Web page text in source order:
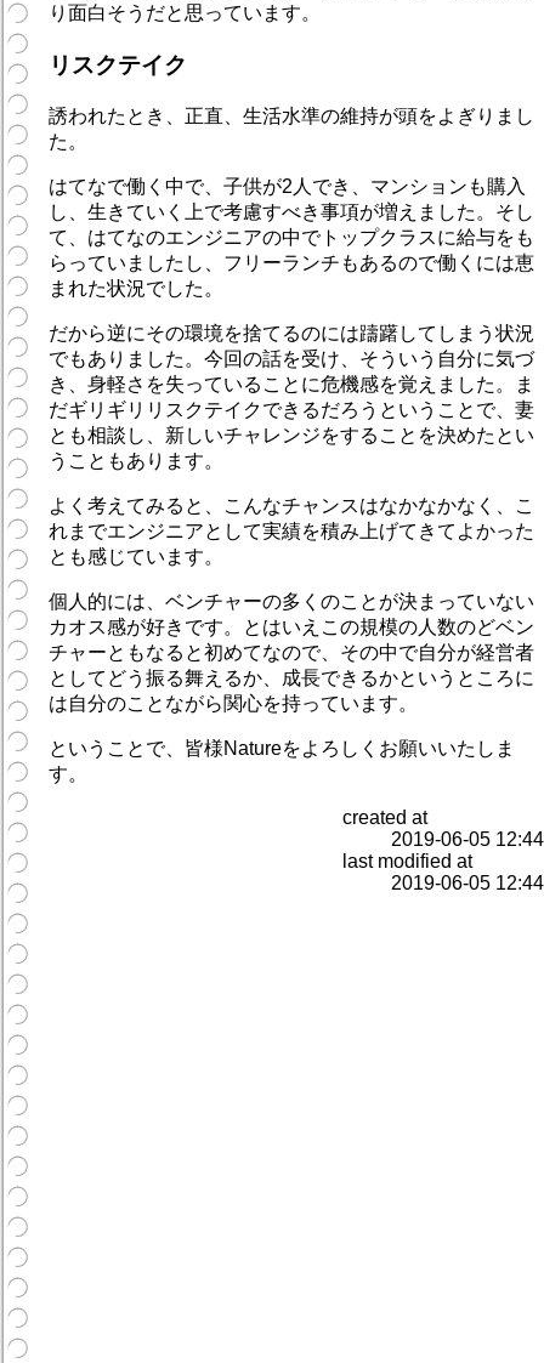
り面白そうだと思っています。
リスクテイク
誘われたとき、正直、生活水準の維持が頭をよぎりまし
た。
はてなで働く中で、子供が2人でき、マンションも購入
し、生きていく上で考慮すべき事項が増えました。そし
て、はてなのエンジニアの中でトップクラスに給与をも
らっていましたし、フリーランチもあるので働くには恵
まれた状況でした。
だから逆にその環境を捨てるのには躊躇してしまう状況
でもありました。今回の話を受け、そういう自分に気づ
き、身軽さを失っていることに危機感を覚えました。ま
だギリギリリスクテイクできるだろうということで、妻
とも相談し、新しいチャレンジをすることを決めたとい
うこともあります。
よく考えてみると、こんなチャンスはなかなかなく、こ
れまでエンジニアとして実績を積み上げてきてよかった
とも感じています。
個人的には、ベンチャーの多くのことが決まっていない
カオス感が好きです。とはいえこの規模の人数のどベン
チャーともなると初めてなので、その中で自分が経営者
としてどう振る舞えるか、成長できるかというところに
は自分のことながら関心を持っています。
ということで、皆様Natureをよろしくお願いいたしま
す。
created at
2019-06-05 12:44
last modified at
2019-06-05 12:44